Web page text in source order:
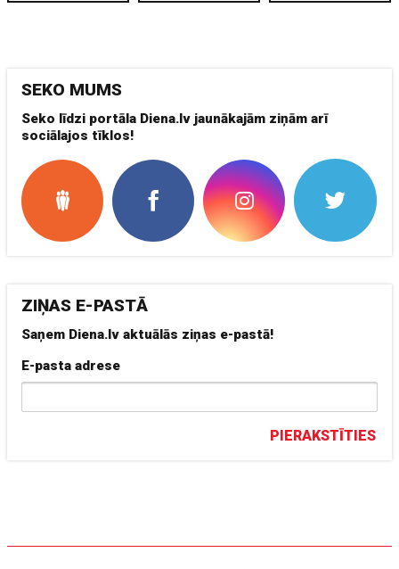
SEKO MUMS
Seko līdzi portāla Diena.lv jaunākajām ziņām arī
sociālajos tīklos!
ZIŅAS E-PASTĀ
Saņem Diena.lv aktuālās ziņas e-pastā!
E-pasta adrese
PIERAKSTĪTIES